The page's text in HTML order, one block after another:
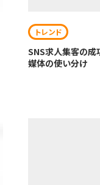
トレンド
SNS求人集客の成
媒体の使い分け